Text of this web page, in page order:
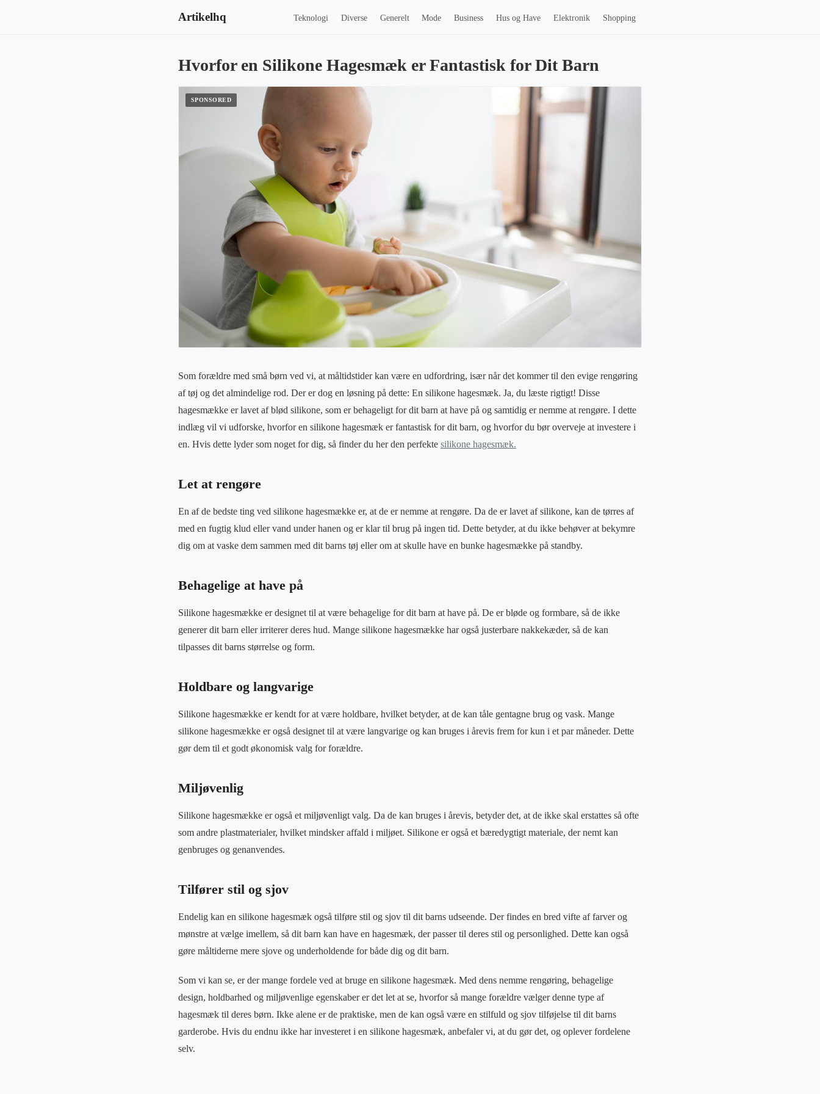
Artikelhq Teknologi Diverse Generelt Mode Business Hus og Have Elektronik Shopping
Hvorfor en Silikone Hagesmæk er Fantastisk for Dit Barn
Som forældre med små børn ved vi, at måltidstider kan være en udfordring, især når det kommer til den evige rengøring
af tøj og det almindelige rod. Der er dog en løsning på dette: En silikone hagesmæk. Ja, du læste rigtigt! Disse
hagesmække er lavet af blød silikone, som er behageligt for dit barn at have på og samtidig er nemme at rengøre. I dette
indlæg vil vi udforske, hvorfor en silikone hagesmæk er fantastisk for dit barn, og hvorfor du bør overveje at investere i
en. Hvis dette lyder som noget for dig, så finder du her den perfekte silikone hagesmæk.
Let at rengøre
En af de bedste ting ved silikone hagesmække er, at de er nemme at rengøre. Da de er lavet af silikone, kan de tørres af
med en fugtig klud eller vand under hanen og er klar til brug på ingen tid. Dette betyder, at du ikke behøver at bekymre
dig om at vaske dem sammen med dit barns tøj eller om at skulle have en bunke hagesmække på standby.
Behagelige at have på
Silikone hagesmække er designet til at være behagelige for dit barn at have på. De er bløde og formbare, så de ikke
generer dit barn eller irriterer deres hud. Mange silikone hagesmække har også justerbare nakkekæder, så de kan
tilpasses dit barns størrelse og form.
Holdbare og langvarige
Silikone hagesmække er kendt for at være holdbare, hvilket betyder, at de kan tåle gentagne brug og vask. Mange
silikone hagesmække er også designet til at være langvarige og kan bruges i årevis frem for kun i et par måneder. Dette
gør dem til et godt økonomisk valg for forældre.
Miljøvenlig
Silikone hagesmække er også et miljøvenligt valg. Da de kan bruges i årevis, betyder det, at de ikke skal erstattes så ofte
som andre plastmaterialer, hvilket mindsker affald i miljøet. Silikone er også et bæredygtigt materiale, der nemt kan
genbruges og genanvendes.
Tilfører stil og sjov
Endelig kan en silikone hagesmæk også tilføre stil og sjov til dit barns udseende. Der findes en bred vifte af farver og
mønstre at vælge imellem, så dit barn kan have en hagesmæk, der passer til deres stil og personlighed. Dette kan også
gøre måltiderne mere sjove og underholdende for både dig og dit barn.
Som vi kan se, er der mange fordele ved at bruge en silikone hagesmæk. Med dens nemme rengøring, behagelige
design, holdbarhed og miljøvenlige egenskaber er det let at se, hvorfor så mange forældre vælger denne type af
hagesmæk til deres børn. Ikke alene er de praktiske, men de kan også være en stilfuld og sjov tilføjelse til dit barns
garderobe. Hvis du endnu ikke har investeret i en silikone hagesmæk, anbefaler vi, at du gør det, og oplever fordelene
selv.